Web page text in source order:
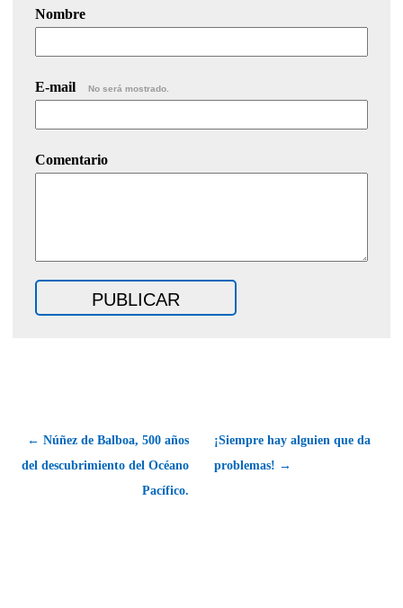
Nombre
E-mail No será mostrado.
Comentario
← Núñez de Balboa, 500 años
del descubrimiento del Océano
Pacífico.
¡Siempre hay alguien que da
problemas! →